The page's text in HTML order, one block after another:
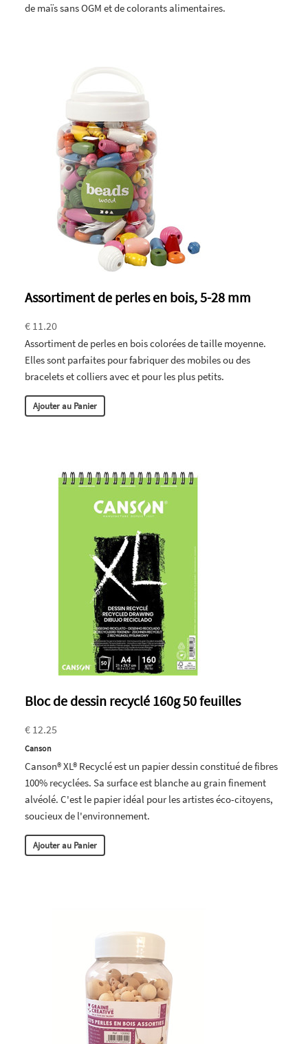
de maïs sans OGM et de colorants alimentaires.
Assortiment de perles en bois, 5-28 mm
€ 11.20
Assortiment de perles en bois colorées de taille moyenne.
Elles sont parfaites pour fabriquer des mobiles ou des
bracelets et colliers avec et pour les plus petits.
Ajouter au Panier
Bloc de dessin recyclé 160g 50 feuilles
€ 12.25
Canson
Canson® XL® Recyclé est un papier dessin constitué de fibres
100% recyclées. Sa surface est blanche au grain finement
alvéolé. C'est le papier idéal pour les artistes éco-citoyens,
soucieux de l'environnement.
Ajouter au Panier